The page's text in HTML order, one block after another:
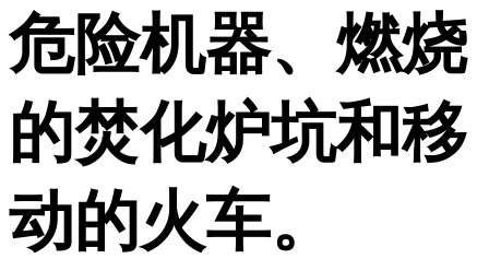
危险机器、燃烧
的焚化炉坑和移
动的火车。